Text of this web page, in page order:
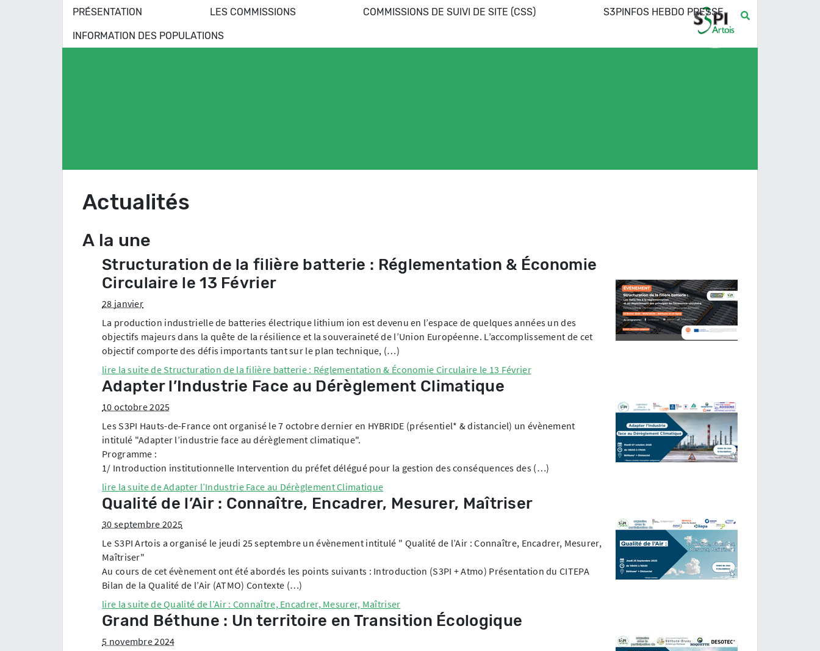
PRÉSENTATION LES COMMISSIONS COMMISSIONS DE SUIVI DE SITE (CSS) S3PINFOS HEBDO PRESSE
INFORMATION DES POPULATIONS
Actualités
A la une
Structuration de la filière batterie : Réglementation & Économie
Circulaire le 13 Février
28 janvier
La production industrielle de batteries électrique lithium ion est devenu en l’espace de quelques années un des
objectifs majeurs dans la quête de la résilience et la souveraineté de l’Union Européenne. L’accomplissement de cet
objectif comporte des défis importants tant sur le plan technique, (…)
lire la suite de Structuration de la filière batterie : Réglementation & Économie Circulaire le 13 Février
Adapter l’Industrie Face au Dérèglement Climatique
10 octobre 2025
Les S3PI Hauts-de-France ont organisé le 7 octobre dernier en HYBRIDE (présentiel* & distanciel) un évènement
intitulé "Adapter l’industrie face au dérèglement climatique".
Programme :
1/ Introduction institutionnelle Intervention du préfet délégué pour la gestion des conséquences des (…)
lire la suite deAdapter l’Industrie Face au Dérèglement Climatique
Qualité de l’Air : Connaître, Encadrer, Mesurer, Maîtriser
30 septembre 2025
Le S3PI Artois a organisé le jeudi 25 septembre un évènement intitulé " Qualité de l’Air : Connaître, Encadrer, Mesurer,
Maîtriser"
Au cours de cet évènement ont été abordés les points suivants : Introduction (S3PI + Atmo) Présentation du CITEPA
Bilan de la Qualité de l’Air (ATMO) Contexte (…)
lire la suite deQualité de l’Air : Connaître, Encadrer, Mesurer, Maîtriser
Grand Béthune : Un territoire en Transition Écologique
5 novembre 2024